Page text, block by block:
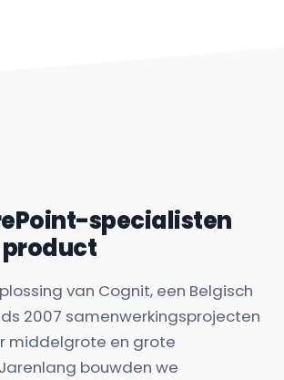
specialisten
van Cognit, een Belgisch
2007 samenwerkingsprojecten
middelgrote en grote
bouwden we